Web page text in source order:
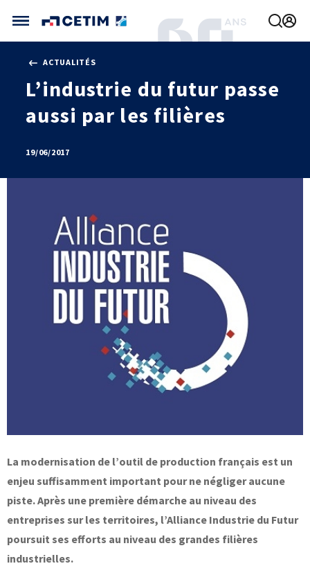
CETIM FRANCE
FRANCE (ACTUEL)
INTERNATIONAL
CETIM ALLEMAGNE
AGENDA
ACTUALITÉS
VIDÉOS
NOUS REJOINDRE
MÉCATHÈQUE, LA BASE DE CONNAISSANCES
TOUTES NOS SOLUTIONS ET PRESTATIONS
Analyse de défaillance
Thématiques
Briques technologiques
Chaînes de valeur
Qualifiantes / certifiantes
A distance
A l'international
NOS LOGICIELS
Logiciels métiers
Logiciels de calcul
Aide au chiffrage
Bases de données
APPUI À L’INDUSTRIE
ACTUALITÉS
L’industrie du futur passe
aussi par les filières
19/06/2017
La modernisation de l’outil de production français est un
enjeu suffisamment important pour ne négliger aucune
piste. Après une première démarche au niveau des
entreprises sur les territoires, l’Alliance Industrie du Futur
poursuit ses efforts au niveau des grandes filières
industrielles.